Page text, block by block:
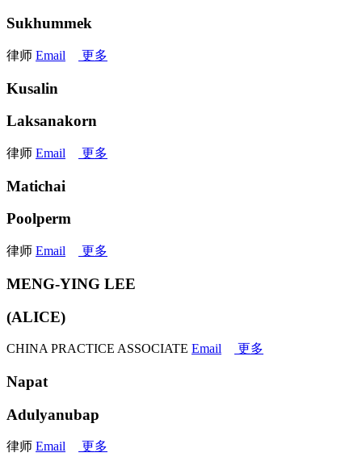
Sukhummek
律师 Email 更多
Kusalin
Laksanakorn
律师 Email 更多
Matichai
Poolperm
律师 Email 更多
MENG-YING LEE
(ALICE)
CHINA PRACTICE ASSOCIATE Email 更多
Napat
Adulyanubap
律师 Email 更多